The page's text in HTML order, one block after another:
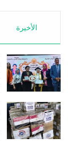
الأخيرة